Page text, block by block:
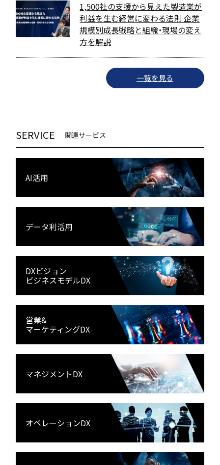
1,500社の支援から見えた製造業が
利益を生む経営に変わる法則 企業
規模別成長戦略と組織・現場の変え
方を解説
一覧を見る
SERVICE 関連サービス
AI活用
データ利活用
DXビジョン
ビジネスモデルDX
営業&
マーケティングDX
マネジメントDX
オペレーションDX